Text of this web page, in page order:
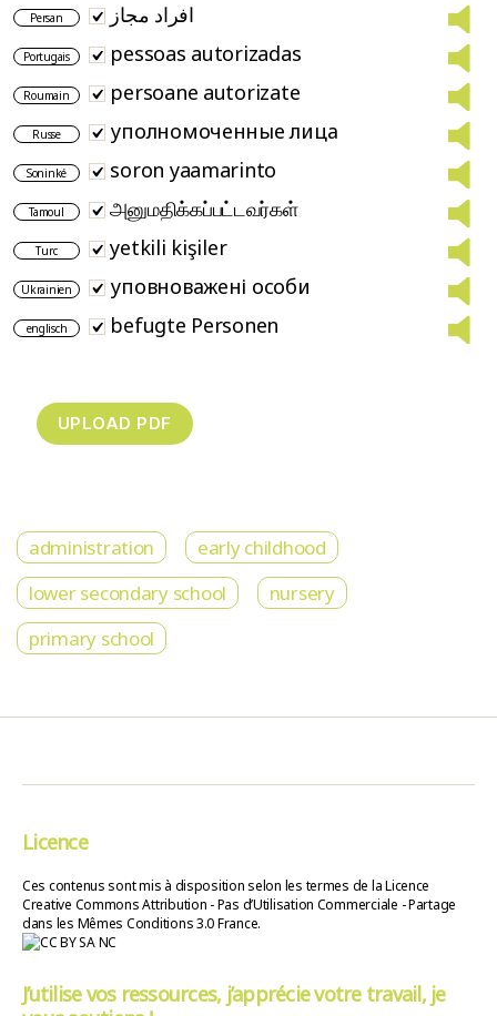
Persan افراد مجاز
Portugais pessoas autorizadas
Roumain persoane autorizate
Russe уполномоченные лица
Soninké soron yaamarinto
Tamoul அனுமதிக்கப்பட்டவர்கள்
Turc yetkili kişiler
Ukrainien уповноважені особи
englisch befugte Personen
administration
early childhood
lower secondary school
nursery
primary school
Licence
Ces contenus sont mis à disposition selon les termes de la Licence
Creative Commons Attribution - Pas d’Utilisation Commerciale - Partage
dans les Mêmes Conditions 3.0 France.
J’utilise vos ressources, j’apprécie votre travail, je